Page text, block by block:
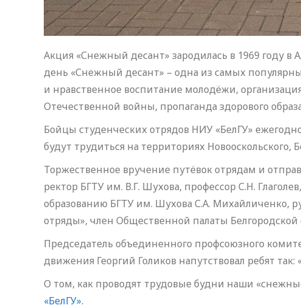
Акция «Снежный десант» зародилась в 1969 году в
день «Снежный десант» – одна из самых
и нравственное воспитание молодёжи,
Отечественной войны, пропаганда здорового
Бойцы студенческих отрядов НИУ «БелГУ»
будут трудиться на территориях Новооскольского,
Торжественное вручение путёвок отрядам и
ректор БГТУ им. В.Г. Шухова, профессор С.Н.
образованию БГТУ им. Шухова С.А. Михайличенко,
отряды», член Общественной палаты Белгородской
Председатель объединенного профсоюзного
движения Георгий Голиков напутствовал ребят
О том, как проводят трудовые будни наши
«БелГУ».